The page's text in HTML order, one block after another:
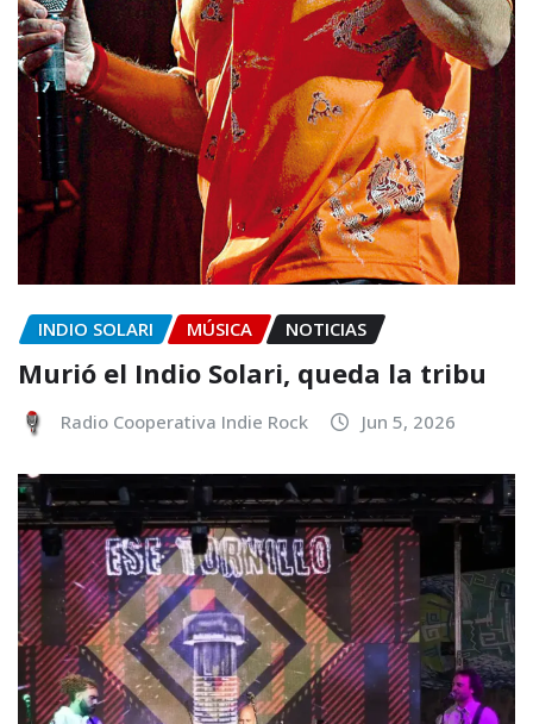
INDIO SOLARI MÚSICA NOTICIAS
Murió el Indio Solari, queda la tribu
Radio Cooperativa Indie Rock Jun 5, 2026